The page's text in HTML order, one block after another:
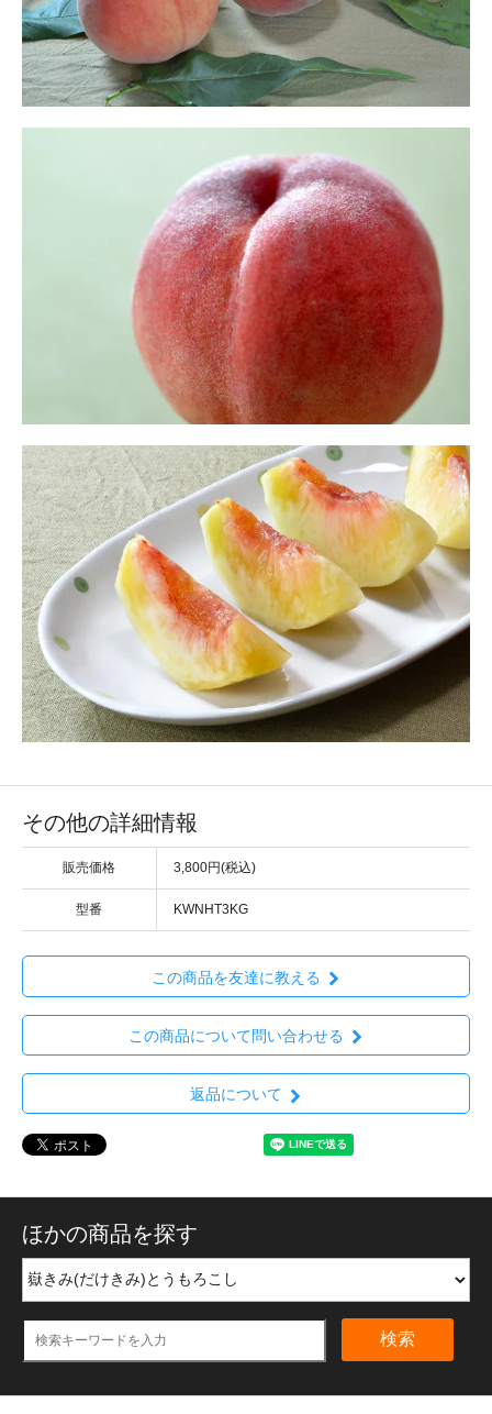
その他の詳細情報
販売価格 3,800円(税込)
型番 KWNHT3KG
この商品を友達に教える
この商品について問い合わせる
返品について
ほかの商品を探す
検索